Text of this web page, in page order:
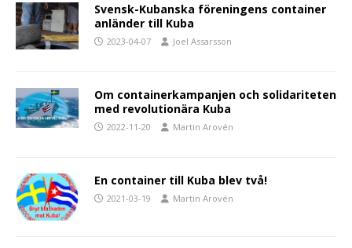
Svensk-Kubanska föreningens container
anländer till Kuba
2023-04-07 Joel Assarsson
Om containerkampanjen och solidariteten
med revolutionära Kuba
2022-11-20 Martin Arovén
En container till Kuba blev två!
2021-03-19 Martin Arovén